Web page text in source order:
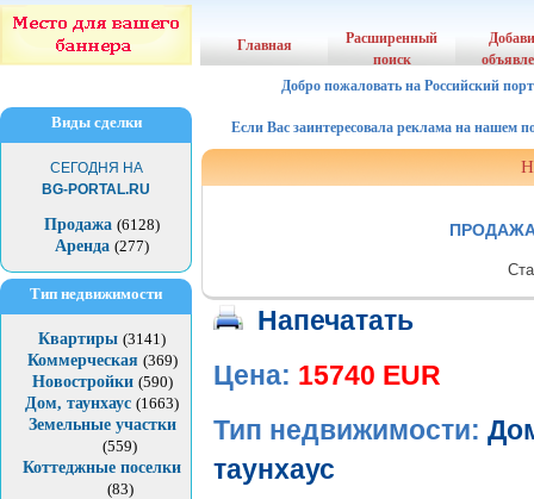
Виды сделки
СЕГОДНЯ НА
BG-PORTAL.RU
Продажа (6128)
Аренда (277)
Тип недвижимости
Квартиры (3141)
Коммерческая (369)
Новостройки (590)
Дом, таунхаус (1663)
Земельные участки
(559)
Коттеджные поселки
(83)
Главная
Расширенный
поиск
Добро пожаловать на Российский
Если Вас заинтересовала реклама на нашем
Напечатать
Цена: 15740 EUR
Тип недвижимости:
таунхаус